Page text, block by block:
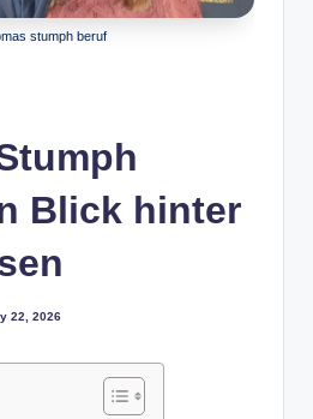
stumph beruf
Blick hinter
22, 2026